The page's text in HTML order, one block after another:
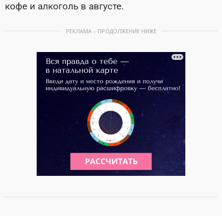
кофе и алкоголь в августе.
РЕКЛАМА – ПРОДОЛЖЕНИЕ НИЖЕ